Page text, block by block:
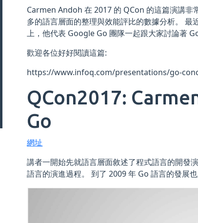
Carmen Andoh 在 2017 的 QCon 的這篇演講非
多的語言層面的整理與效能評比的數據分析。
上，他代表 Google Go 團隊一起跟大家討論著
歡迎各位好好閱讀這篇:
https://www.infoq.com/presentations/go-
QCon2017:
Go
網址
講者一開始先就語言層面敘述了程式語言的開發
語言的演進過程。 到了 2009 年 Go 語言的發展